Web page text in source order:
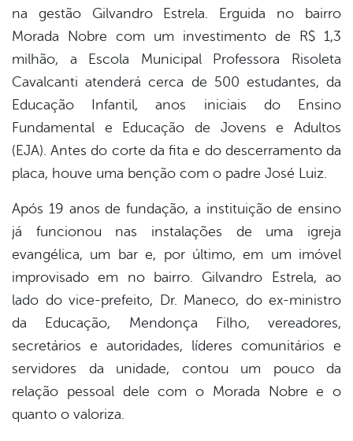
na gestão Gilvandro Estrela. Erguida no bairro
Morada Nobre com um investimento de R$ 1,3
milhão, a Escola Municipal Professora Risoleta
Cavalcanti atenderá cerca de 500 estudantes, da
Educação Infantil, anos iniciais do Ensino
Fundamental e Educação de Jovens e Adultos
(EJA). Antes do corte da fita e do descerramento da
placa, houve uma benção com o padre José Luiz.
Após 19 anos de fundação, a instituição de ensino
já funcionou nas instalações de uma igreja
evangélica, um bar e, por último, em um imóvel
improvisado em no bairro. Gilvandro Estrela, ao
lado do vice-prefeito, Dr. Maneco, do ex-ministro
da Educação, Mendonça Filho, vereadores,
secretários e autoridades, líderes comunitários e
servidores da unidade, contou um pouco da
relação pessoal dele com o Morada Nobre e o
quanto o valoriza.